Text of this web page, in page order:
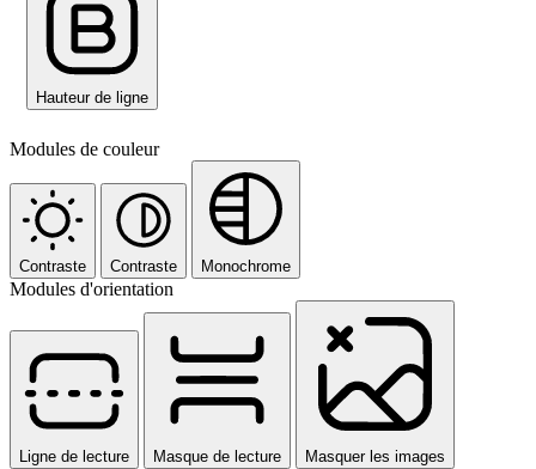
Hauteur de ligne
Modules de couleur
Contraste Contraste Monochrome
Modules d'orientation
Ligne de lecture Masque de lecture Masquer les images